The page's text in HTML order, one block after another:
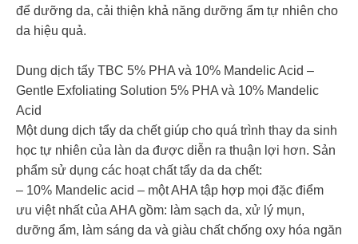
để dưỡng da, cải thiện khả năng dưỡng ẩm tự nhiên cho
da hiệu quả.
Dung dịch tẩy TBC 5% PHA và 10% Mandelic Acid –
Gentle Exfoliating Solution 5% PHA và 10% Mandelic
Acid
Một dung dịch tẩy da chết giúp cho quá trình thay da sinh
học tự nhiên của làn da được diễn ra thuận lợi hơn. Sản
phẩm sử dụng các hoạt chất tẩy da da chết:
– 10% Mandelic acid – một AHA tập hợp mọi đặc điểm
ưu việt nhất của AHA gồm: làm sạch da, xử lý mụn,
dưỡng ẩm, làm sáng da và giàu chất chống oxy hóa ngăn